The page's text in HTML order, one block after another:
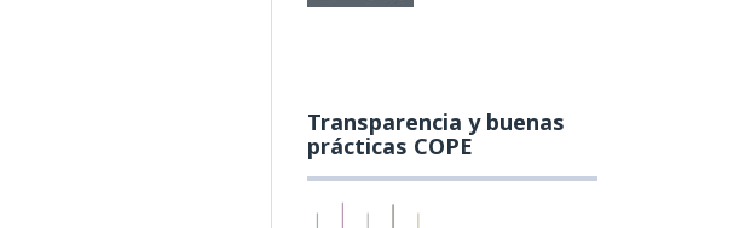
Transparencia y buenas
prácticas COPE